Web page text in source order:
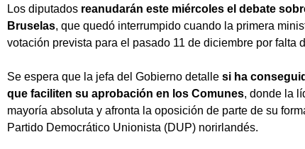
Los diputados reanudarán este miércoles el debate
Bruselas, que quedó interrumpido cuando la primera
votación prevista para el pasado 11 de diciembre por falta
Se espera que la jefa del Gobierno detalle si ha
que faciliten su aprobación en los Comunes, donde la
mayoría absoluta y afronta la oposición de parte de su
Partido Democrático Unionista (DUP) norirlandés.